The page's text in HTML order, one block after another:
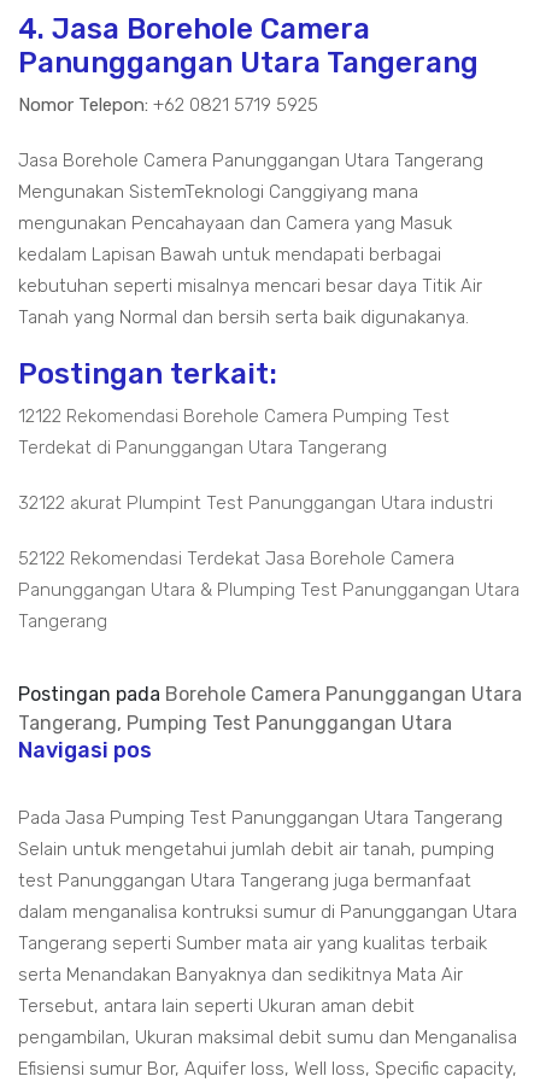
4. Jasa Borehole Camera
Panunggangan Utara Tangerang
Nomor Telepon: +62 0821 5719 5925
Jasa Borehole Camera Panunggangan Utara Tangerang
Mengunakan SistemTeknologi Canggiyang mana
mengunakan Pencahayaan dan Camera yang Masuk
kedalam Lapisan Bawah untuk mendapati berbagai
kebutuhan seperti misalnya mencari besar daya Titik Air
Tanah yang Normal dan bersih serta baik digunakanya.
Postingan terkait:
12122 Rekomendasi Borehole Camera Pumping Test
Terdekat di Panunggangan Utara Tangerang
32122 akurat Plumpint Test Panunggangan Utara industri
52122 Rekomendasi Terdekat Jasa Borehole Camera
Panunggangan Utara & Plumping Test Panunggangan Utara
Tangerang
Postingan pada Borehole Camera Panunggangan Utara
Tangerang, Pumping Test Panunggangan Utara
Navigasi pos
Pada Jasa Pumping Test Panunggangan Utara Tangerang
Selain untuk mengetahui jumlah debit air tanah, pumping
test Panunggangan Utara Tangerang juga bermanfaat
dalam menganalisa kontruksi sumur di Panunggangan Utara
Tangerang seperti Sumber mata air yang kualitas terbaik
serta Menandakan Banyaknya dan sedikitnya Mata Air
Tersebut, antara lain seperti Ukuran aman debit
pengambilan, Ukuran maksimal debit sumu dan Menganalisa
Efisiensi sumur Bor, Aquifer loss, Well loss, Specific capacity,